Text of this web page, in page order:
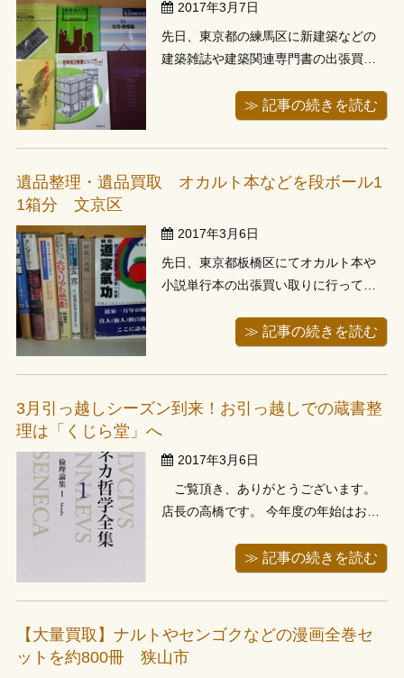
転車...2017年3月7日
先日、東京都の練馬区に新建築などの
建築雑誌や建築関連専門書の出張買い
頂き、週末にお伺いさせて頂きまし
とで、他の出張買取り店に数件電話し
たところ、断られたとのこと、当店で
は建築雑誌の買取実績があるため、喜
≫ 記事の続きを読む
遺品整理・遺品買取 オカルト本などを段ボール1
1箱分 文京区
2017年3月6日
先日、東京都板橋区にてオカルト本や
小説単行本の出張買い取りに行ってき
ご依頼を頂いたお客様です。お電話で
冊位ありますけど買い取れますか、と
いうお問い合わせでした。小説類は刊
行から2年程度経過すると価値が下がる
≫ 記事の続きを読む
3月引っ越しシーズン到来！お引っ越しでの蔵書整
理は「くじら堂」へ
2017年3月6日
ご覧頂き、ありがとうございます。
店長の高橋です。 今年度の年始はお引
じる１月でした。 3月を迎え、もしかし
のお引っ越しシーズンは少し暇になる
かも、とも思いましたが、実際３月に
なると他の月よりもお引っ越しでの ...
≫ 記事の続きを読む
【大量買取】ナルトやセンゴクなどの漫画全巻セ
ットを約800冊 狭山市